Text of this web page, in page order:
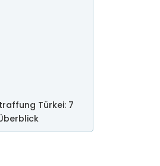
Türkei: 7